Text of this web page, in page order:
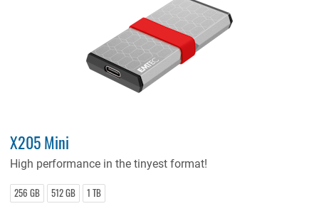
X205 Mini
High performance in the tinyest format!
256 GB 512 GB 1 TB